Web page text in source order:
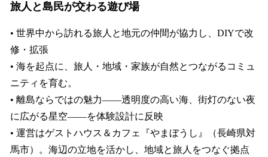
旅人と島民が交わる遊び場
• 世界中から訪れる旅人と地元の仲間が協力し、DIYで改
修・拡張
• 海を起点に、旅人・地域・家族が自然とつながるコミュ
ニティを育む。
• 離島ならではの魅力――透明度の高い海、街灯のない夜
に広がる星空――を体験設計に反映
• 運営はゲストハウス＆カフェ『やまぼうし』（長崎県対
馬市）。海辺の立地を活かし、地域と旅人をつなぐ拠点